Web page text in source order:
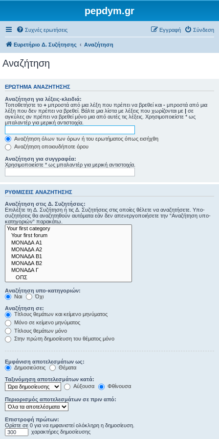
pepdym.gr
Συχνές ερωτήσεις Σύνδεση
Εγγραφή
Ευρετήριο Δ. Συζήτησης Αναζήτηση
Αναζήτηση
ΕΡΏΤΗΜΑ ΑΝΑΖΉΤΗΣΗΣ
Αναζήτηση για λέξεις-κλειδιά:
Τοποθετήστε το + μπροστά από μια λέξη που πρέπει να βρεθεί και - μπροστά από μια
λέξη που δεν πρέπει να βρεθεί. Βάλτε μια λίστα με λέξεις που χωρίζονται με | σε
αγκύλες αν πρέπει να βρεθεί μόνο μια από αυτές τις λέξεις. Χρησιμοποιείστε * ως
μπαλαντέρ για μερική αντιστοιχία.
Αναζήτηση όλων των όρων ή του ερωτήματος όπως εισήχθη
Αναζήτηση οποιουδήποτε όρου
Αναζήτηση για συγγραφέα:
Χρησιμοποιείστε * ως μπαλαντέρ για μερική αντιστοιχία.
ΡΥΘΜΊΣΕΙΣ ΑΝΑΖΉΤΗΣΗΣ
Αναζήτηση στις Δ. Συζητήσεις:
Επιλέξτε τη Δ. Συζήτηση ή τις Δ. Συζητήσεις στις οποίες θέλετε να αναζητήσετε. Υπο-
συζητήσεις θα αναζητηθούν αυτόματα εάν δεν απενεργοποιήσετε την “Αναζήτηση υπο-
κατηγοριών“ παρακάτω.
Αναζήτηση υπο-κατηγοριών:
Ναι
Όχι
Αναζήτηση σε:
Τίτλους θεμάτων και κείμενο μηνύματος
Μόνο σε κείμενο μηνύματος
Τίτλους θεμάτων μόνο
Στην πρώτη δημοσίευση του θέματος μόνο
Εμφάνιση αποτελεσμάτων ως:
Δημοσιεύσεις
Θέματα
Ταξινόμηση αποτελεσμάτων κατά:
Αύξουσα
Φθίνουσα
Περιορισμός αποτελεσμάτων σε πριν από:
Επιστροφή πρώτων:
Ορίστε σε 0 για να εμφανιστεί ολόκληρη η δημοσίευση.
χαρακτήρες δημοσίευσης